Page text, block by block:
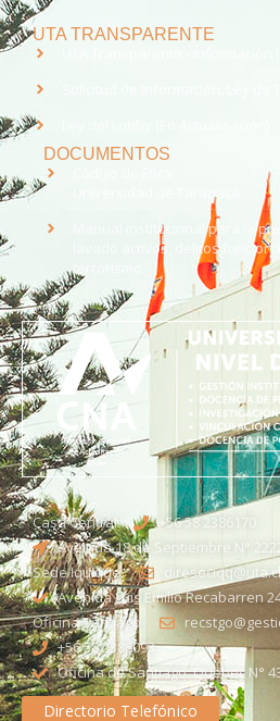
UTA TRANSPARENTE
DOCUMENTOS
Universidad de Tarapacá
Manual institucional para la
lavado activos, delitos
terrorismo
Casa Central
+56 58 2386170
Avenida 18 de Septiembre N°
Sede Iquique
direseciqq@uta.cl
Avenida Luis Emilio Recabarren
Oficina Santiago
+56 58 2386093
Oficina de Santiago: Quebec N°
Directorio Telefónico